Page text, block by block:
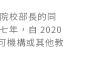
校部長的同
年，自 2020
機構或其他教